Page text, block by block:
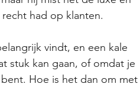
had op klanten.
vindt, en een kale
stuk kan gaan, of omdat je
Hoe is het dan om met